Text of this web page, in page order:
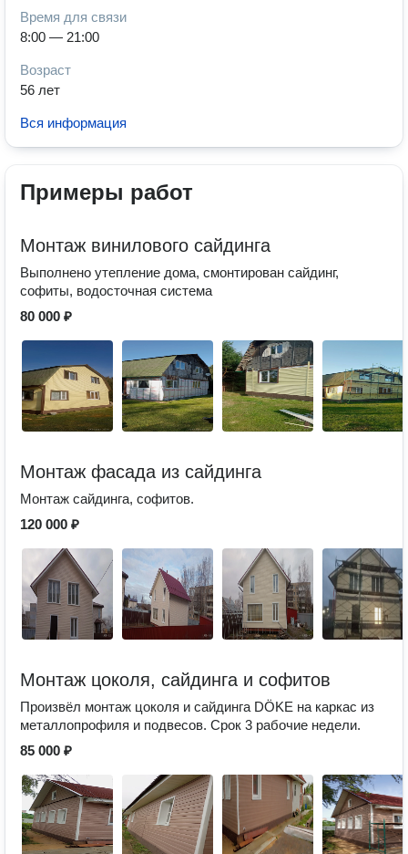
Время для связи
8:00 — 21:00
Возраст
56 лет
Вся информация
Примеры работ
Монтаж винилового сайдинга
Выполнено утепление дома, смонтирован сайдинг,
софиты, водосточная система
80 000 ₽
Монтаж фасада из сайдинга
Монтаж сайдинга, софитов.
120 000 ₽
Монтаж цоколя, сайдинга и софитов
Произвёл монтаж цоколя и сайдинга DÖKE на каркас из
металлопрофиля и подвесов. Срок 3 рабочие недели.
85 000 ₽